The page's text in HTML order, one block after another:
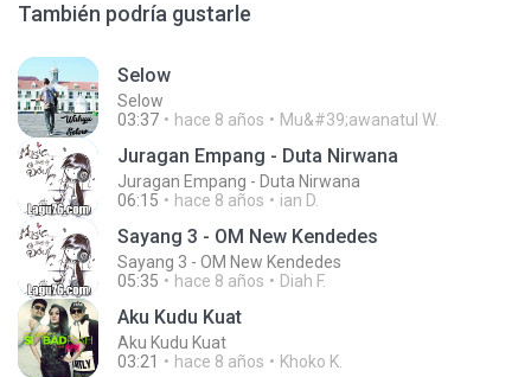
También podría gustarle
Selow
Selow
03:37
hace 8 años Mu&#39;awanatul W.
Juragan Empang - Duta Nirwana
Juragan Empang - Duta Nirwana
06:15
hace 8 años ian D.
Sayang 3 - OM New Kendedes
Sayang 3 - OM New Kendedes
05:35
hace 8 años Diah F.
Aku Kudu Kuat
Aku Kudu Kuat
03:21
hace 8 años Khoko K.